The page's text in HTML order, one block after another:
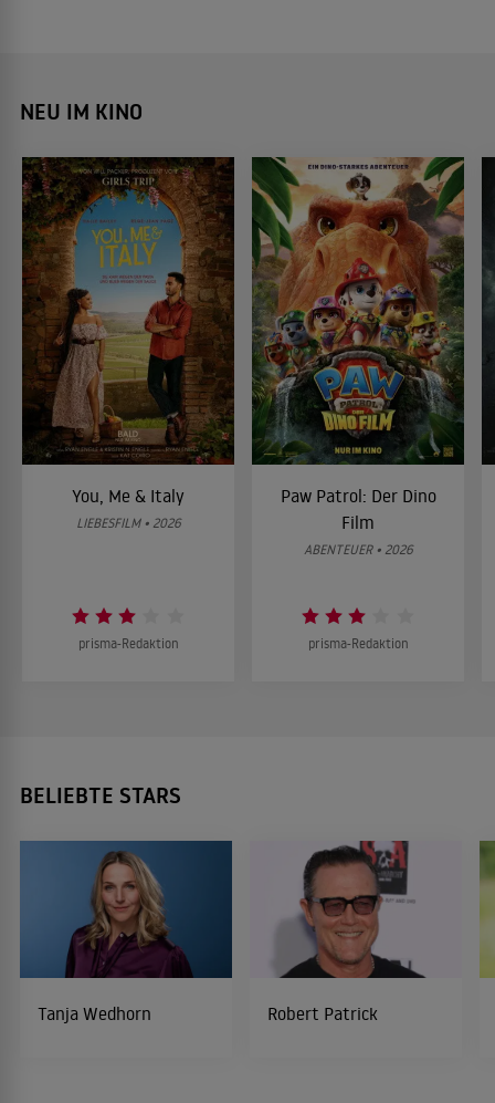
NEU IM KINO
You, Me & Italy
LIEBESFILM • 2026
prisma-Redaktion
Paw Patrol: Der Dino
Film
ABENTEUER • 2026
prisma-Redaktion
BELIEBTE STARS
Tanja Wedhorn Robert Patrick